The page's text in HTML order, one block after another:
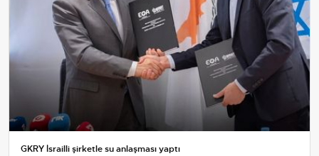
GKRY İsrailli şirketle su anlaşması yaptı